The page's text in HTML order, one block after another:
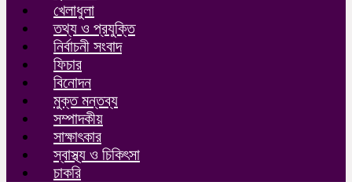
খেলাধুলা
তথ্য ও প্রযুক্তি
নির্বাচনী সংবাদ
ফিচার
বিনোদন
মুক্ত মন্তব্য
সম্পাদকীয়
সাক্ষাৎকার
স্বাস্থ্য ও চিকিৎসা
চাকরি